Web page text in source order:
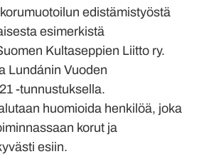
edistämistyöstä
esimerkistä
Kultaseppien Liitto ry.
Lundánin Vuoden
-tunnustuksella.
huomioida henkilöä, joka
korut ja
esiin.